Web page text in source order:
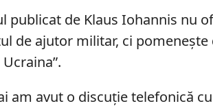
publicat de Klaus Iohannis nu
de ajutor militar, ci
am avut o discuție telefonică